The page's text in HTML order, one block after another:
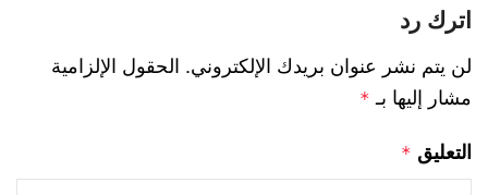
اترك رد
لن يتم نشر عنوان بريدك الإلكتروني. الحقول الإلزامية
مشار إليها بـ *
التعليق *